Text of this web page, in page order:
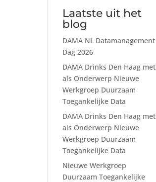
Laatste uit het
blog
DAMA NL Datamanagement
Dag 2026
DAMA Drinks Den Haag met
als Onderwerp Nieuwe
Werkgroep Duurzaam
Toegankelijke Data
DAMA Drinks Den Haag met
als Onderwerp Nieuwe
Werkgroep Duurzaam
Toegankelijke Data
Nieuwe Werkgroep
Duurzaam Toegankelijke